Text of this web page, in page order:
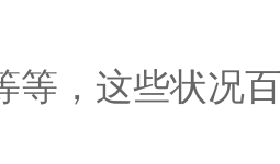
等，这些状况